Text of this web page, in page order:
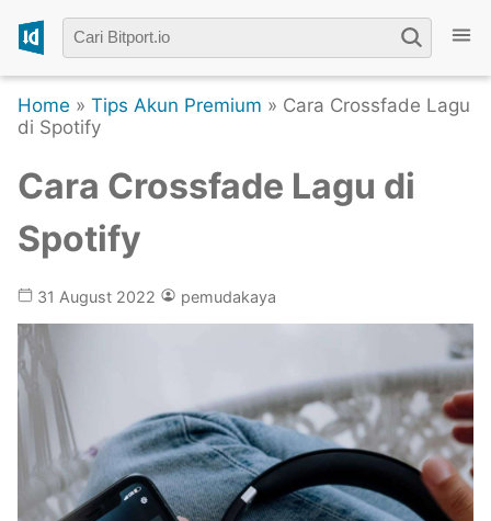
Home » Tips Akun Premium » Cara Crossfade Lagu
di Spotify
Cara Crossfade Lagu di
Spotify
31 August 2022 pemudakaya